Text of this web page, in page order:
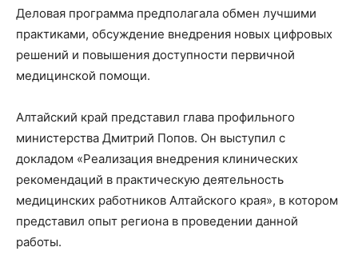
Деловая программа предполагала обмен лучшими
практиками, обсуждение внедрения новых цифровых
решений и повышения доступности первичной
медицинской помощи.
Алтайский край представил глава профильного
министерства Дмитрий Попов. Он выступил с
докладом «Реализация внедрения клинических
рекомендаций в практическую деятельность
медицинских работников Алтайского края», в котором
представил опыт региона в проведении данной
работы.